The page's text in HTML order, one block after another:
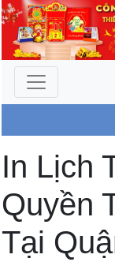
In Lịch
Quyền
Tại